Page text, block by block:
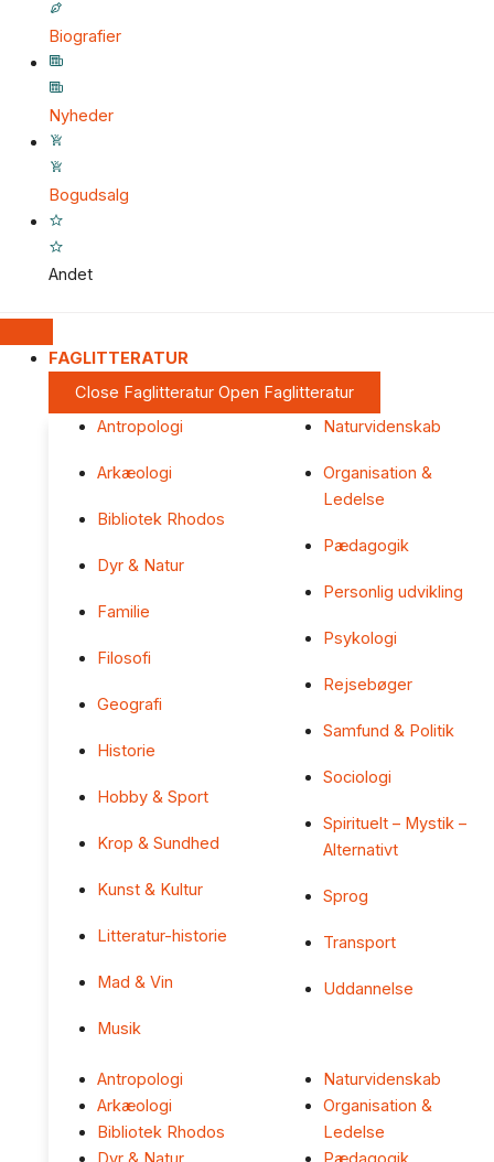
Biografier
Nyheder
Bogudsalg
Andet
FAGLITTERATUR
Close Faglitteratur Open Faglitteratur
Antropologi
Arkæologi
Bibliotek Rhodos
Dyr & Natur
Familie
Filosofi
Geografi
Historie
Hobby & Sport
Krop & Sundhed
Kunst & Kultur
Litteratur-historie
Mad & Vin
Musik
Naturvidenskab
Organisation &
Ledelse
Pædagogik
Personlig udvikling
Psykologi
Rejsebøger
Samfund & Politik
Sociologi
Spirituelt – Mystik –
Alternativt
Sprog
Transport
Uddannelse
Antropologi
Arkæologi
Bibliotek Rhodos
Naturvidenskab
Organisation &
Ledelse